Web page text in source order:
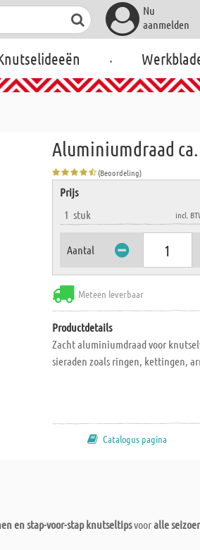
Nu
aanmelden
.
Aluminiumdraad
(Beoordeling)
Prijs
1 stuk incl.
Aantal
Meteen leverbaar
Productdetails
Zacht aluminiumdraad voor
sieraden zoals ringen, kettingen,
Catalogus pagina
en stap-voor-stap knutseltipsvooralle